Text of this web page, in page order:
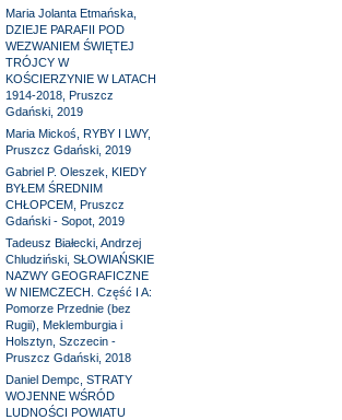
Maria Jolanta Etmańska,
DZIEJE PARAFII POD
WEZWANIEM ŚWIĘTEJ
TRÓJCY W
KOŚCIERZYNIE W LATACH
1914-2018, Pruszcz
Gdański, 2019
Maria Mickoś, RYBY I LWY,
Pruszcz Gdański, 2019
Gabriel P. Oleszek, KIEDY
BYŁEM ŚREDNIM
CHŁOPCEM, Pruszcz
Gdański - Sopot, 2019
Tadeusz Białecki, Andrzej
Chludziński, SŁOWIAŃSKIE
NAZWY GEOGRAFICZNE
W NIEMCZECH. Część I A:
Pomorze Przednie (bez
Rugii), Meklemburgia i
Holsztyn, Szczecin -
Pruszcz Gdański, 2018
Daniel Dempc, STRATY
WOJENNE WŚRÓD
LUDNOŚCI POWIATU